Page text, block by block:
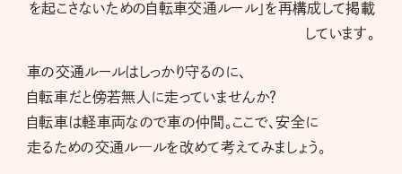
を起こさないための自転車交通ルール」を再構成して掲載
しています。
車の交通ルールはしっかり守るのに、
自転車だと傍若無人に走っていませんか？
自転車は軽車両なので車の仲間。ここで、安全に
走るための交通ル―ルを改めて考えてみましょう。